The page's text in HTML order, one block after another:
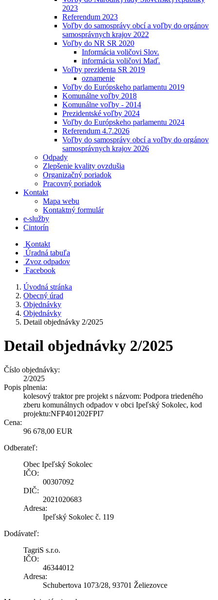
2023
Referendum 2023
Voľby do samosprávy obcí a voľby do orgánov
samosprávnych krajov 2022
Voľby do NR SR 2020
Informácia voličovi Slov.
informácia voličovi Maď.
Voľby prezidenta SR 2019
oznamenie
Voľby do Európskeho parlamentu 2019
Komunálne voľby 2018
Komunálne voľby - 2014
Prezidentské voľby 2024
Voľby do Európskeho parlamentu 2024
Referendum 4.7.2026
Voľby do samosprávy obcí a voľby do orgánov
samosprávnych krajov 2026
Odpady
Zlepšenie kvality ovzdušia
Organizačný poriadok
Pracovný poriadok
Kontakt
Mapa webu
Kontaktný formulár
e-služby
Cintorín
Kontakt
Úradná tabuľa
Zvoz odpadov
Facebook
Úvodná stránka
Obecný úrad
Objednávky
Objednávky
Detail objednávky 2/2025
Detail objednávky 2/2025
Číslo objednávky:
2/2025
Popis plnenia:
kolesový traktor pre projekt s názvom: Podpora triedeného
zberu komunálnych odpadov v obci Ipeľský Sokolec, kod
projektu:NFP401202FPI7
Cena:
96 678,00 EUR
Odberateľ:
Obec Ipeľský Sokolec
IČO:
00307092
DIČ:
2021020683
Adresa:
Ipeľský Sokolec č. 119
Dodávateľ:
TagriS s.r.o.
IČO:
46344012
Adresa:
Schubertova 1073/28, 93701 Želiezovce